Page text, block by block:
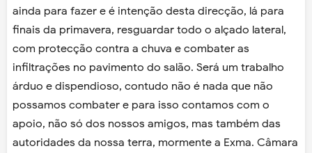
ainda para fazer e é intenção desta direcção, lá para
finais da primavera, resguardar todo o alçado lateral,
com protecção contra a chuva e combater as
infiltrações no pavimento do salão. Será um trabalho
árduo e dispendioso, contudo não é nada que não
possamos combater e para isso contamos com o
apoio, não só dos nossos amigos, mas também das
autoridades da nossa terra, mormente a Exma. Câmara